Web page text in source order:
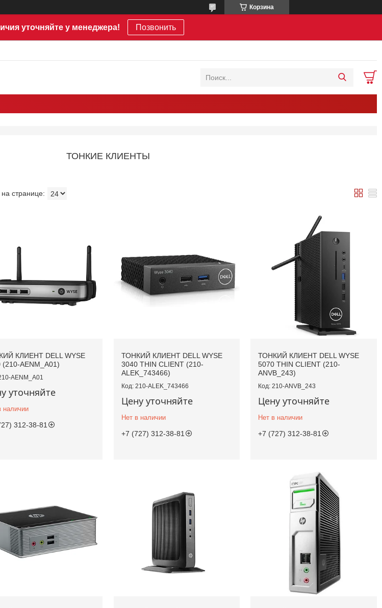
Корзина
уточняйте у менеджера! Позвонить
ТОНКИЕ КЛИЕНТЫ
КЛИЕНТ DELL WYSE
(210-AENM_A01)
AENM_A01
уточняйте
наличии
312-38-81
ТОНКИЙ КЛИЕНТ DELL WYSE
3040 THIN CLIENT (210-
ALEK_743466)
210-ALEK_743466
Цену уточняйте
Нет в наличии
+7 (727) 312-38-81
ТОНКИЙ КЛИЕНТ DELL WYSE
5070 THIN CLIENT (210-
ANVB_243)
210-ANVB_243
Цену уточняйте
Нет в наличии
+7 (727) 312-38-81